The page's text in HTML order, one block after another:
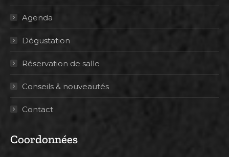
Agenda
Dégustation
Réservation de salle
Conseils & nouveautés
Contact
Coordonnées